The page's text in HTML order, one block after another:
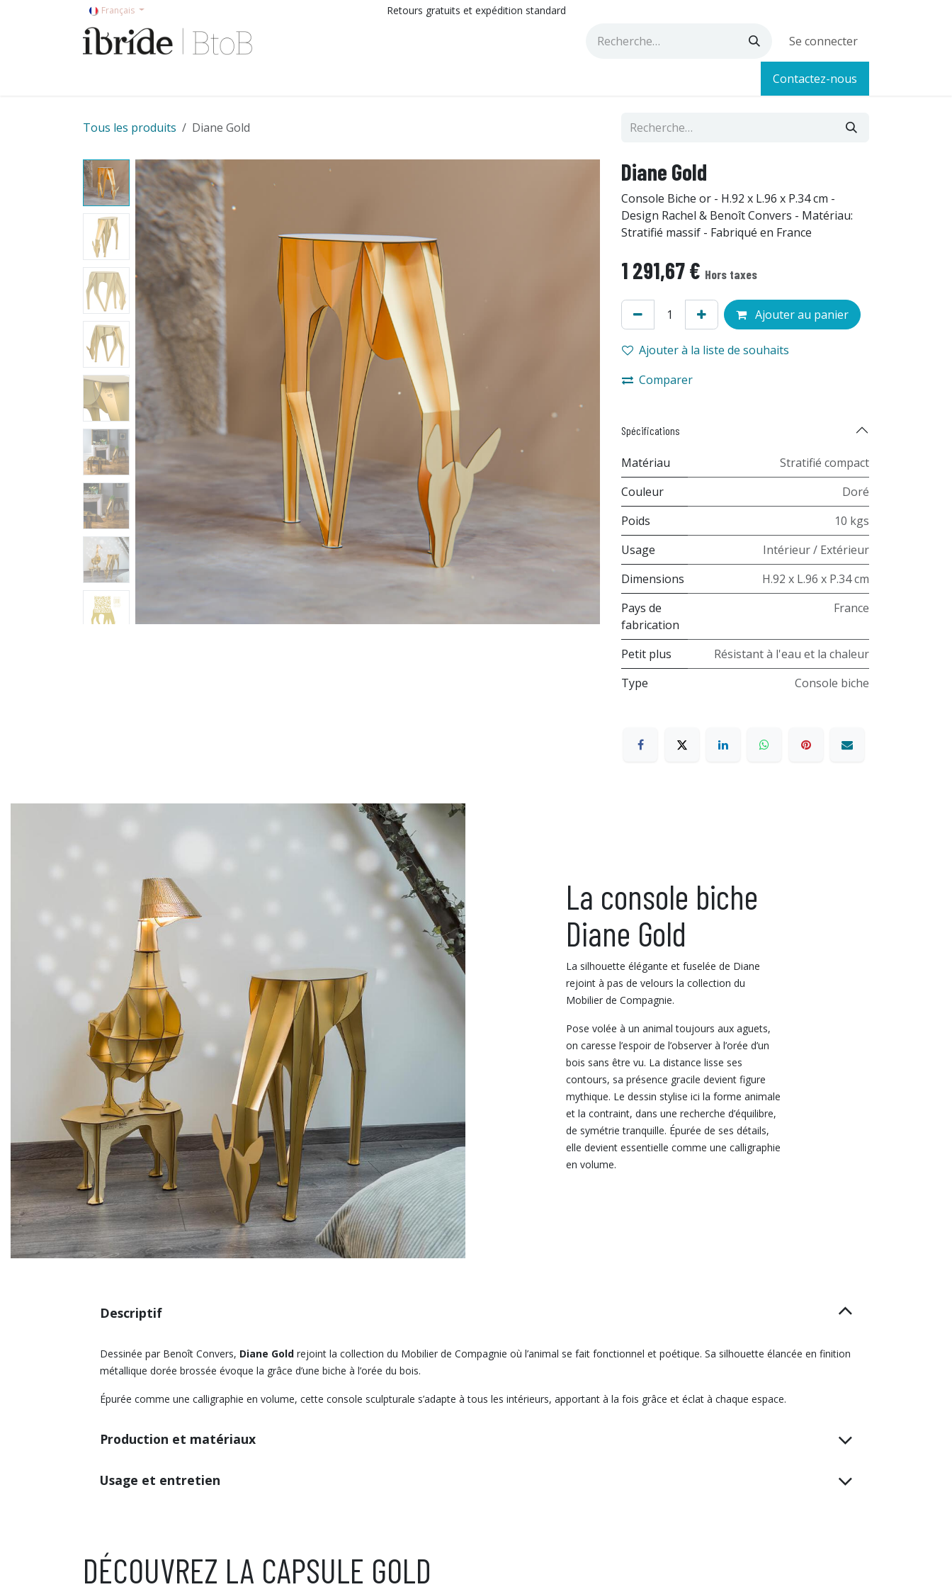
Se rendre au contenuFrançais Retours gratuits et expédition standard
Se connecter
Contactez-nous
Tous les produits Diane Gold
Diane Gold
Console Biche or - H.92 x L.96 x P.34 cm -
Design Rachel & Benoît Convers - Matériau:
Stratifié massif - Fabriqué en France
1 291,67€ Hors taxes
Ajouter au panier
Ajouter à la liste de souhaits
Comparer
Spécifications
Matériau
Stratifié compact
Couleur
Doré
Poids
10 kgs
Usage
Intérieur / Extérieur
Dimensions
H.92 x L.96 x P.34 cm
Pays de
fabrication
France
Petit plus
Résistant à l'eau et la chaleur
Type
Console biche
La console biche
Diane Gold
La silhouette élégante et fuselée de Diane
rejoint à pas de velours la collection du
Mobilier de Compagnie.
Pose volée à un animal toujours aux aguets,
on caresse l’espoir de l’observer à l’orée d’un
bois sans être vu. La distance lisse ses
contours, sa présence gracile devient figure
mythique. Le dessin stylise ici la forme animale
et la contraint, dans une recherche d’équilibre,
de symétrie tranquille. Épurée de ses détails,
elle devient essentielle comme une calligraphie
en volume.
Descriptif
Dessinée par Benoît Convers, Diane Gold rejoint la collection du Mobilier de Compagnie où l’animal se fait fonctionnel et poétique. Sa silhouette élancée en finition
métallique dorée brossée évoque la grâce d’une biche à l’orée du bois.
Épurée comme une calligraphie en volume, cette console sculpturale s’adapte à tous les intérieurs, apportant à la fois grâce et éclat à chaque espace.
Production et matériaux
Usage et entretien
DÉCOUVREZ LA CAPSULE GOLD